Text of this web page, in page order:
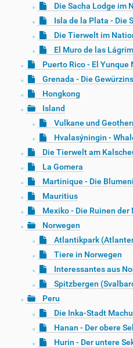
Die Sacha Lodge im
Isla de la Plata - Die
Die Tierwelt im
El Muro de las
Puerto Rico - El
Grenada - Die
Hongkong
Island
Vulkane und
Hvalasýningin -
Die Tierwelt am
La Gomera
Martinique - Die
Mauritius
Mexiko - Die Ruinen der
Norwegen
Atlantikpark
Tiere in Norwegen
Interessantes aus
Spitzbergen
Peru
Die Inka-Stadt
Hanan - Der obere
Hurin - Der untere